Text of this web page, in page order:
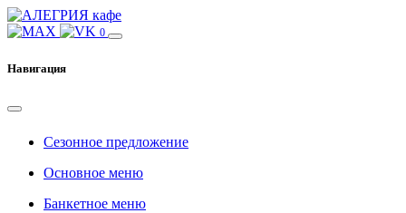
0
Навигация
Сезонное предложение
Основное меню
Банкетное меню